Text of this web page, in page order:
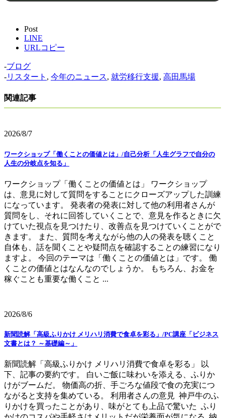
Post
LINE
URLコピー
-ブログ
-リスタート , 今年のニュース, 就労移行支援, 高田馬場
関連記事
2026/8/7
ワークショップ「働くことの価値とは」/自己分析「人生グラフで自分の
人生の分岐点を知る」
ワークショップ「働くことの価値とは」 ワークショップ
は、意見に対して質問をすることにクローズアップした訓練
になっています。 発表者の発表に対して他の利用者さんが
質問をし、それに回答していくことで、意見を作るときに欠
けていた視点を見つけたり、改善点を見つけていくことがで
きます。 また、質問を考えながら他の人の発表を聴くこと
自体も、話を聞くことや疑問点を確認することの練習になり
ますよ。 今回のテーマは「働くことの価値とは」です。 働
くことの価値とはなんなのでしょうか。 もちろん、お金を
稼ぐことも重要な働くこと ...
2026/8/6
新聞読解「高級ふりかけ メリハリ消費で食卓を彩る」/PC講座「ビジネス
文書とは？ ～基礎編～」
新聞読解「高級ふりかけ メリハリ消費で食卓を彩る」 以
下、記事の要約です。 白いご飯に味わいを添える、ふりか
けがブームだ。 物価高の折、手ごろな値段で食の充実につ
ながると支持を集めている。 利用者さんの意見 神戸牛のふ
りかけを買ったことがあり、味がとても上品で驚いた ふり